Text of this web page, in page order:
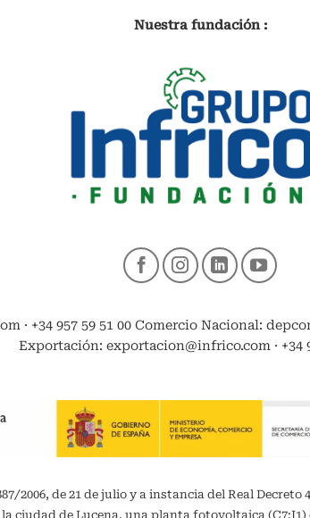
Nuestra fundación :
· +34 957 59 51 00 Comercio Nacional:
Exportación: exportacion@infrico.com · +34
2006, de 21 de julio y a instancia del Real
ciudad de Lucena, una planta fotovoltaica (C7:I1)